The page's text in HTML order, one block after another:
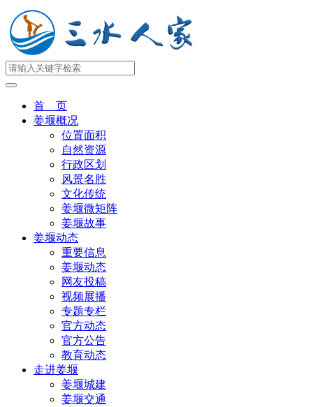
首 页
姜堰概况
位置面积
自然资源
行政区划
风景名胜
文化传统
姜堰微矩阵
姜堰故事
姜堰动态
重要信息
姜堰动态
网友投稿
视频展播
专题专栏
官方动态
官方公告
教育动态
走进姜堰
姜堰城建
姜堰交通